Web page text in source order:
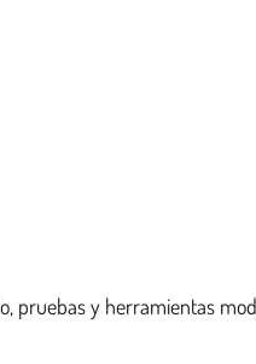
pruebas y herramientas